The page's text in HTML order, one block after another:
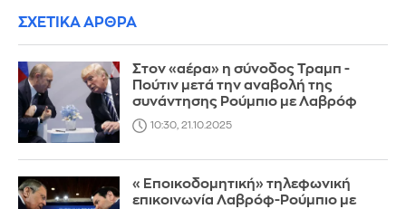
ΣΧΕΤΙΚΑ ΑΡΘΡΑ
Στον «αέρα» η σύνοδος Τραμπ -
Πούτιν μετά την αναβολή της
συνάντησης Ρούμπιο με Λαβρόφ
10:30, 21.10.2025
«Εποικοδομητική» τηλεφωνική
επικοινωνία Λαβρόφ-Ρούμπιο με